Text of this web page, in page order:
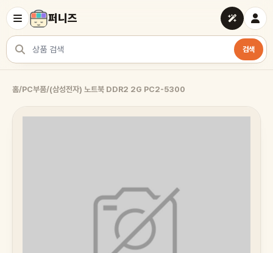
퍼니즈
상품 검색
검색
홈/PC부품/(삼성전자) 노트북 DDR2 2G PC2-5300